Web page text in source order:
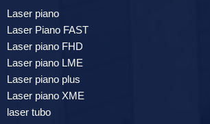
Laser piano
Laser Piano FAST
Laser piano FHD
Laser piano LME
Laser piano plus
Laser piano XME
laser tubo